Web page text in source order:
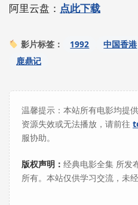
阿里云盘： 点此下载
影片标签： 1992 中国香港
鹿鼎记
温馨提示：本站所有电影均提供
资源失效或无法播放，请前往
服协助。
版权声明： 经典电影全集 所发
所有。本站仅供学习交流，未